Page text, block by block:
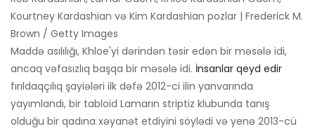
Kourtney Kardashian və Kim Kardashian pozlar | Frederick M.
Brown / Getty Images
Maddə asılılığı, Khloe'yi dərindən təsir edən bir məsələ idi,
ancaq vəfasızlıq başqa bir məsələ idi. İnsanlar qeyd edir
fırıldaqçılıq şayiələri ilk dəfə 2012-ci ilin yanvarında
yayımlandı, bir tabloid Lamarın striptiz klubunda tanış
olduğu bir qadına xəyanət etdiyini söylədi və yenə 2013-cü